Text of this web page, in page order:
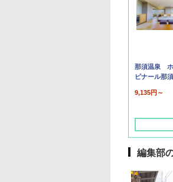
那須温泉
ピナール那須
9,135円～
編集部